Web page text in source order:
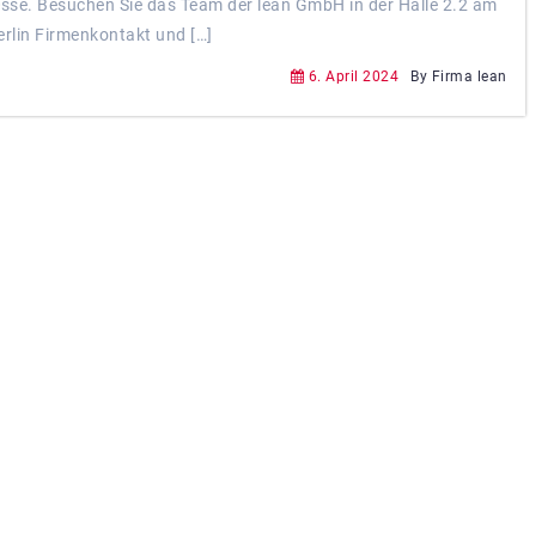
Besuchen Sie das Team der lean GmbH in der Halle 2.2 am
Firmenkontakt und […]
6. April 2024 By Firma lean